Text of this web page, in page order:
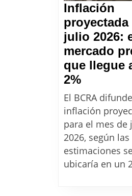
Inflación
proyectada
julio 2026:
mercado
que llegue
2%Inflación
de
julio
2026:
el
mercado
El BCRA
inflación
para el mes de
2026, según las
estimaciones
ubicaría en un